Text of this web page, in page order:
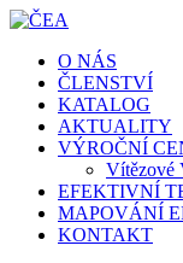
O NÁS
ČLENSTVÍ
KATALOG
AKTUALITY
VÝROČNÍ
Vítězové
EFEKTIVNÍ
MAPOVÁNÍ
KONTAKT